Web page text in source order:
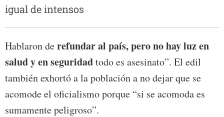
igual de intensos
Hablaron derefundar al país, pero no hay luz en
salud y en seguridadtodo es asesinato”. El edil
también exhortó a la población a no dejar que se
acomode el oficialismo porque “si se acomoda es
sumamente peligroso”.